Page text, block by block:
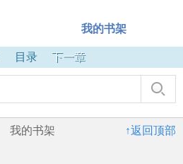
我的书架
目录 下一章
↑返回顶部
我的书架